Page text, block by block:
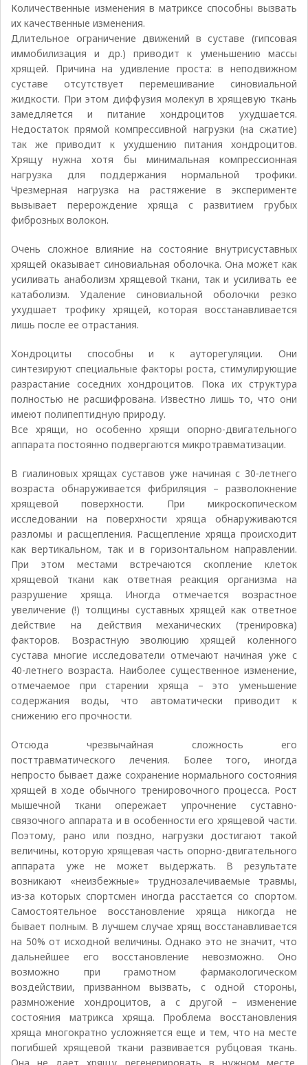
Количественные изменения в матриксе способны вызвать
их качественные изменения.
Длительное ограничение движений в суставе (гипсовая
иммобилизация и др.) приводит к уменьшению массы
хрящей. Причина на удивление проста: в неподвижном
суставе отсутствует перемешивание синовиальной
жидкости. При этом диффузия молекул в хрящевую ткань
замедляется и питание хондроцитов ухудшается.
Недостаток прямой компрессивной нагрузки (на сжатие)
так же приводит к ухудшению питания хондроцитов.
Хрящу нужна хотя бы минимальная компрессионная
нагрузка для поддержания нормальной трофики.
Чрезмерная нагрузка на растяжение в эксперименте
вызывает перерождение хряща с развитием грубых
фиброзных волокон.
Очень сложное влияние на состояние внутрисуставных
хрящей оказывает синовиальная оболочка. Она может как
усиливать анаболизм хрящевой ткани, так и усиливать ее
катаболизм. Удаление синовиальной оболочки резко
ухудшает трофику хрящей, которая восстанавливается
лишь после ее отрастания.
Хондроциты способны и к ауторегуляции. Они
синтезируют специальные факторы роста, стимулирующие
разрастание соседних хондроцитов. Пока их структура
полностью не расшифрована. Известно лишь то, что они
имеют полипептидную природу.
Все хрящи, но особенно хрящи опорно-двигательного
аппарата постоянно подвергаются микротравматизации.
В гиалиновых хрящах суставов уже начиная с 30-летнего
возраста обнаруживается фибриляция – разволокнение
хрящевой поверхности. При микроскопическом
исследовании на поверхности хряща обнаруживаются
разломы и расщепления. Расщепление хряща происходит
как вертикальном, так и в горизонтальном направлении.
При этом местами встречаются скопление клеток
хрящевой ткани как ответная реакция организма на
разрушение хряща. Иногда отмечается возрастное
увеличение (!) толщины суставных хрящей как ответное
действие на действия механических (тренировка)
факторов. Возрастную эволюцию хрящей коленного
сустава многие исследователи отмечают начиная уже с
40-летнего возраста. Наиболее существенное изменение,
отмечаемое при старении хряща – это уменьшение
содержания воды, что автоматически приводит к
снижению его прочности.
Отсюда чрезвычайная сложность его
посттравматического лечения. Более того, иногда
непросто бывает даже сохранение нормального состояния
хрящей в ходе обычного тренировочного процесса. Рост
мышечной ткани опережает упрочнение суставно-
связочного аппарата и в особенности его хрящевой части.
Поэтому, рано или поздно, нагрузки достигают такой
величины, которую хрящевая часть опорно-двигательного
аппарата уже не может выдержать. В результате
возникают «неизбежные» труднозалечиваемые травмы,
из-за которых спортсмен иногда расстается со спортом.
Самостоятельное восстановление хряща никогда не
бывает полным. В лучшем случае хрящ восстанавливается
на 50% от исходной величины. Однако это не значит, что
дальнейшее его восстановление невозможно. Оно
возможно при грамотном фармакологическом
воздействии, призванном вызвать, с одной стороны,
размножение хондроцитов, а с другой – изменение
состояния матрикса хряща. Проблема восстановления
хряща многократно усложняется еще и тем, что на месте
погибшей хрящевой ткани развивается рубцовая ткань.